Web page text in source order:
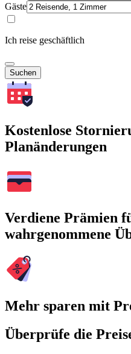
Gäste
Ich reise geschäftlich
Suchen
Kostenlose
Planänderungen
Verdiene Prämien
wahrgenommene
Mehr sparen mit
Überprüfe die